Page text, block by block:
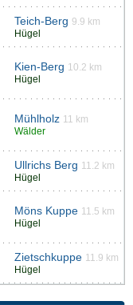
Teich-Berg 9.9 km
Hügel
Kien-Berg 10.2 km
Hügel
Mühlholz 11 km
Wälder
Ullrichs Berg 11.2 km
Hügel
Möns Kuppe 11.5 km
Hügel
Zietschkuppe 11.9 km
Hügel